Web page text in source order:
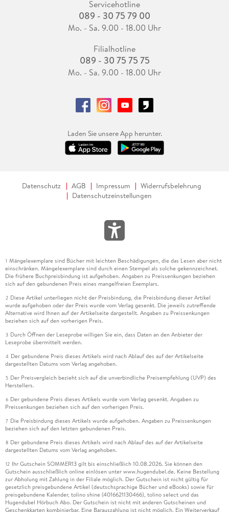
Servicehotline
089 - 30 75 79 00
Mo. - Sa. 9.00 - 18.00 Uhr
Filialhotline
089 - 30 75 75 75
Mo. - Sa. 9.00 - 18.00 Uhr
Laden Sie unsere App herunter.
Datenschutz AGB Impressum
Widerrufsbelehrung
Datenschutzeinstellungen
1 Mängelexemplare sind Bücher mit leichten Beschädigungen, die das Lesen aber nicht
einschränken. Mängelexemplare sind durch einen Stempel als solche gekennzeichnet.
Die frühere Buchpreisbindung ist aufgehoben. Angaben zu Preissenkungen beziehen
sich auf den gebundenen Preis eines mangelfreien Exemplars.
2 Diese Artikel unterliegen nicht der Preisbindung, die Preisbindung dieser Artikel
wurde aufgehoben oder der Preis wurde vom Verlag gesenkt. Die jeweils zutreffende
Alternative wird Ihnen auf der Artikelseite dargestellt. Angaben zu Preissenkungen
beziehen sich auf den vorherigen Preis.
3 Durch Öffnen der Leseprobe willigen Sie ein, dass Daten an den Anbieter der
Leseprobe übermittelt werden.
4 Der gebundene Preis dieses Artikels wird nach Ablauf des auf der Artikelseite
dargestellten Datums vom Verlag angehoben.
5 Der Preisvergleich bezieht sich auf die unverbindliche Preisempfehlung (UVP) des
Herstellers.
6 Der gebundene Preis dieses Artikels wurde vom Verlag gesenkt. Angaben zu
Preissenkungen beziehen sich auf den vorherigen Preis.
7 Die Preisbindung dieses Artikels wurde aufgehoben. Angaben zu Preissenkungen
beziehen sich auf den letzten gebundenen Preis.
8 Der gebundene Preis dieses Artikels wird nach Ablauf des auf der Artikelseite
dargestellten Datums vom Verlag angehoben.
12 Ihr Gutschein SOMMER13 gilt bis einschließlich 10.08.2026. Sie können den
Gutschein ausschließlich online einlösen unter www.hugendubel.de. Keine Bestellung
zur Abholung mit Zahlung in der Filiale möglich. Der Gutschein ist nicht gültig für
gesetzlich preisgebundene Artikel (deutschsprachige Bücher und eBooks) sowie für
preisgebundene Kalender, tolino shine (4016621130466), tolino select und das
Hugendubel Hörbuch Abo. Der Gutschein ist nicht mit anderen Gutscheinen und
Geschenkkarten kombinierbar. Eine Barauszahlung ist nicht möglich. Ein Weiterverkauf